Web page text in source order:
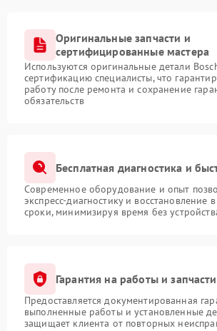
Оригинальные запчасти и
сертифицированные мастера
Используются оригинальные детали
сертификацию специалисты, что
работу после ремонта и сохранение
обязательств
Бесплатная диагностика и
Современное оборудование и опыт
экспресс-диагностику и восстановление
сроки, минимизируя время без
Гарантия на работы и запчасти
Предоставляется документированная
выполненные работы и установленные
защищает клиента от повторных